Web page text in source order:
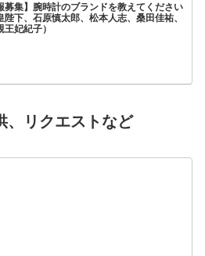
募集】腕時計のブランドを教えてください
陛下、石原慎太郎、松本人志、桑田佳祐、
王妃紀子）
、リクエストなど